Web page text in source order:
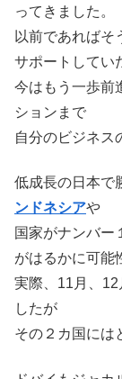
ってきました。
以前であればそ
サポートしてい
今はもう一歩前
ションまで
自分のビジネス
低成長の日本で
ンドネシアや
国家がナンバー
がはるかに可能
実際、11月、12
したが
その２カ国には